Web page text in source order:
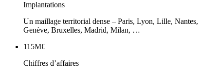
Implantations
Un maillage territorial dense – Paris, Lyon, Lille, Nantes,
Genève, Bruxelles, Madrid, Milan, …
115M€
Chiffres d’affaires